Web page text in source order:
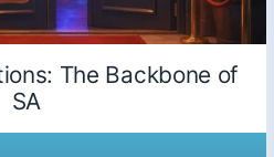
The Backbone of
SA